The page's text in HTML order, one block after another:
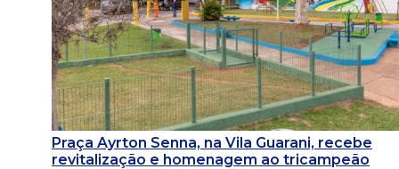
Praça Ayrton Senna, na Vila Guarani, recebe
revitalização e homenagem ao tricampeão